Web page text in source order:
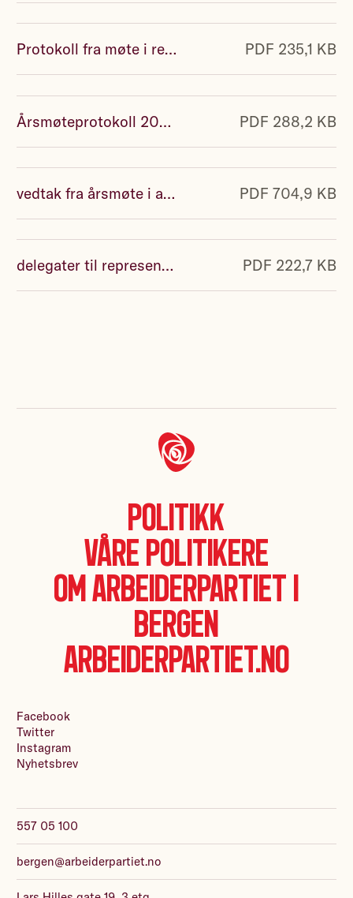
Protokoll fra møte i representantskapet 10 03 25.pdf PDF 235,1 KB
Årsmøteprotokoll 2025.pdf PDF 288,2 KB
vedtak fra årsmøte i aib - 2025.pdf PDF 704,9 KB
delegater til representantskapsmøtet i aib 2025 - oppdatert per 10 03 25_.pdf PDF 222,7 KB
Politikk
Våre politikere
Om Arbeiderpartiet i
Bergen
Arbeiderpartiet.no
557 05 100
bergen@arbeiderpartiet.no
Facebook
Twitter
Instagram
Nyhetsbrev